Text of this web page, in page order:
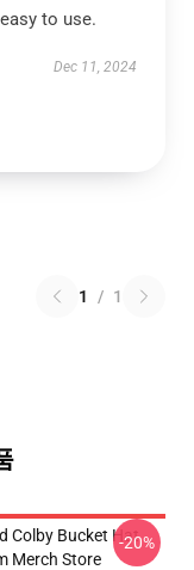
to use.
Dec 11, 2024
1 / 1
Colby Bucket Hat
Merch Store
-20%